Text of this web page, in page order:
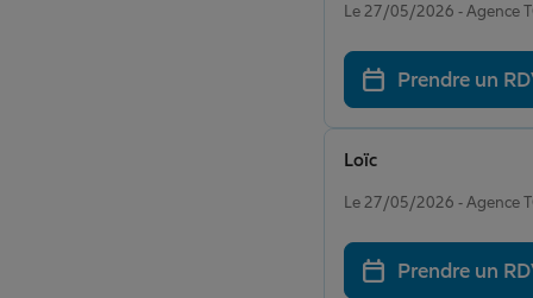
Le 27/05/2026 - Agence
Prendre un
Le 27/05/2026 - Agence
Loïc
Prendre un